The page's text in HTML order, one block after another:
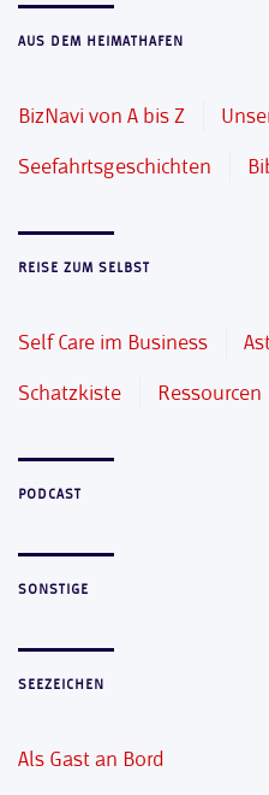
AUS DEM HEIMATHAFEN
BizNavi von A bis Z
Seefahrtsgeschichten
REISE ZUM SELBST
Self Care im Business
Schatzkiste Ressourcen
PODCAST
SONSTIGE
SEEZEICHEN
Als Gast an Bord